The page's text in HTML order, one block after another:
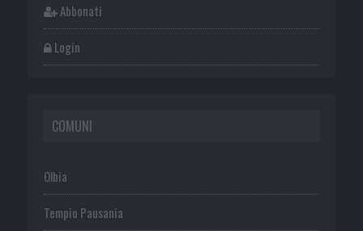
Abbonati
Login
COMUNI
Olbia
Tempio Pausania